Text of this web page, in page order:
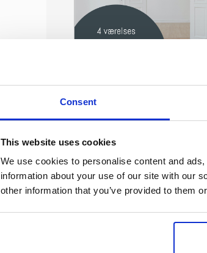
Consent
This website uses cookies
We use cookies to personalise content and
information about your use of our site with our
other information that you’ve provided to them
Areal
86 m 4
Leje: 9.395 kr/md
5260 Odense S